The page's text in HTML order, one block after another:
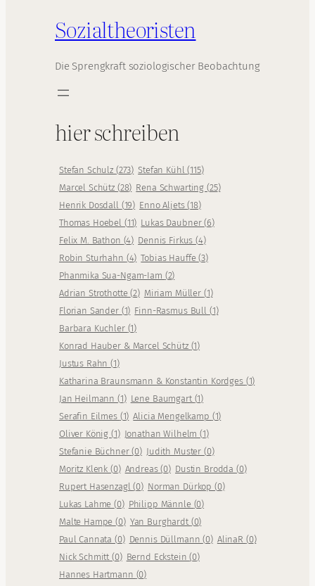
Sozialtheoristen
Die Sprengkraft soziologischer Beobachtung
hier schreiben
Stefan Schulz (273) Stefan Kühl(115)
Marcel Schütz (28) Rena Schwarting (25)
Henrik Dosdall (19) Enno Aljets(18)
Thomas Hoebel (11) Lukas Daubner(6)
Felix M. Bathon (4) Dennis Firkus(4)
Robin Sturhahn (4) Tobias Hauffe(3)
Phanmika Sua-Ngam-Iam (2)
Adrian Strothotte(2) Miriam Müller (1)
Florian Sander (1) Finn-Rasmus Bull (1)
Barbara Kuchler (1)
Konrad Hauber & Marcel Schütz (1)
Justus Rahn(1)
Katharina Braunsmann & Konstantin Kordges (1)
Jan Heilmann(1) Lene Baumgart (1)
Serafin Eilmes (1) Alicia Mengelkamp (1)
Oliver König(1) Jonathan Wilhelm(1)
Stefanie Büchner(0) Judith Muster (0)
Moritz Klenk(0) Andreas(0) Dustin Brodda (0)
Rupert Hasenzagl(0) Norman Dürkop (0)
Lukas Lahme(0) Philipp Männle (0)
Malte Hampe(0) Yan Burghardt (0)
Paul Cannata(0) Dennis Düllmann(0) AlinaR (0)
Nick Schmitt(0) Bernd Eckstein(0)
Hannes Hartmann (0)